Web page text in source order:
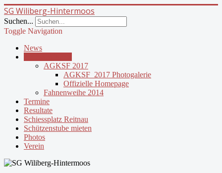
SG Wiliberg-Hintermoos
Suchen...
Toggle Navigation
News
AGKSF 2017
AGKSF_2017 Photogalerie
Offizielle Homepage
Fahnenweihe 2014
Termine
Resultate
Schiessplatz Reitnau
Schützenstube mieten
Photos
Verein